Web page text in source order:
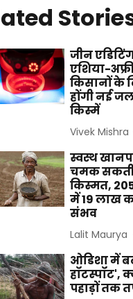
जीन
एशिया-
किसानों के
होंगी नई
किस्में
Vivek Mishra
स्वस्थ
चमक सकती
किस्मत,
में 19 लाख
संभव
Lalit Maurya
ओडिशा में
हॉटस्पॉट',
पहाड़ों तक